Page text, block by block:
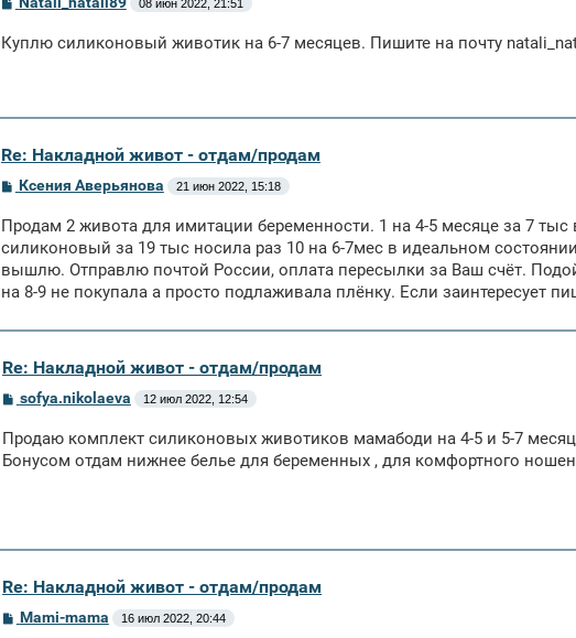
б
е
08 июн 2022, 21:51
Куплю силиконовый животик на 6-7 месяцев. Пишите на почту
Re: Накладной живот - отдам/продам
С
б
щ
н
и
Ксения Аверьянова 21 июн 2022, 15:18
Продам 2 живота для имитации беременности. 1 на 4-5 месяце за 7
силиконовый за 19 тыс носила раз 10 на 6-7мес в идеальном
вышлю. Отправлю почтой России, оплата пересылки за Ваш счёт.
на 8-9 не покупала а просто подлаживала плёнку. Если заинтересует
Re: Накладной живот - отдам/продам
С
б
щ
sofya.nikolaeva 12 июл 2022, 12:54
Продаю комплект силиконовых животиков мамабоди на 4-5 и 5-7
Бонусом отдам нижнее белье для беременных , для комфортного
Re: Накладной живот - отдам/продам
СMami-mama 16 июл 2022, 20:44